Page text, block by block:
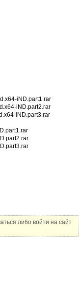
iND.part1.rar
iND.part2.rar
iND.part3.rar
либо войти на сайт